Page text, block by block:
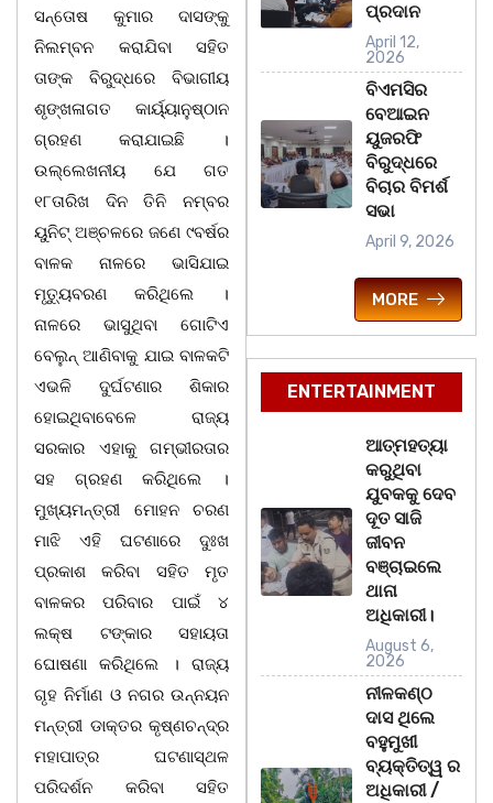
ସନ୍ତୋଷ କୁମାର ଦାସଙ୍କୁ
ନିଲମ୍ବନ କରାଯିବା ସହିତ
ତାଙ୍କ ବିରୁଦ୍ଧରେ ବିଭାଗୀୟ
ଶୃଙ୍ଖଳାଗତ କାର୍ୟ୍ୟାନୁଷ୍ଠାନ
ଗ୍ରହଣ କରାଯାଇଛି ।
ଉଲ୍ଲେଖନୀୟ ଯେ ଗତ
୧୮ତାରିଖ ଦିନ ତିନି ନମ୍ବର
ୟୁନିଟ୍‍ ଅଞ୍ଚଳରେ ଜଣେ ୯ବର୍ଷର
ବାଳକ ନାଳରେ ଭାସିଯାଇ
ମୃତ୍ୟୁବରଣ କରିଥିଲେ ।
ନାଳରେ ଭାସୁଥିବା ଗୋଟିଏ
ବେଲୁନ୍‍ ଆଣିବାକୁ ଯାଇ ବାଳକଟି
ଏଭଳି ଦୁର୍ଘଟଣାର ଶିକାର
ହୋଇଥିବାବେଳେ ରାଜ୍ୟ
ସରକାର ଏହାକୁ ଗମ୍ଭୀରତାର
ସହ ଗ୍ରହଣ କରିଥିଲେ ।
ମୁଖ୍ୟମନ୍ତ୍ରୀ ମୋହନ ଚରଣ
ମାଝି ଏହି ଘଟଣାରେ ଦୁଃଖ
ପ୍ରକାଶ କରିବା ସହିତ ମୃତ
ବାଳକର ପରିବାର ପାଇଁ ୪
ଲକ୍ଷ ଟଙ୍କାର ସହାୟତା
ଘୋଷଣା କରିଥିଲେ । ରାଜ୍ୟ
ଗୃହ ନିର୍ମାଣ ଓ ନଗର ଉନ୍ନୟନ
ମନ୍ତ୍ରୀ ଡାକ୍ତର କୃଷ୍ଣଚନ୍ଦ୍ର
ମହାପାତ୍ର ଘଟଣାସ୍ଥଳ
ପରିଦର୍ଶନ କରିବା ସହିତ
ପ୍ରଦାନ
April 12,
2026
ବିଏମସିର
ବେଆଇନ
ୟୁଜରଫି
ବିରୁଦ୍ଧରେ
ବିଚାର ବିମର୍ଶ
ସଭା
April 9, 2026
MORE
ENTERTAINMENT
ଆତ୍ମହତ୍ୟା
କରୁଥିବା
ଯୁବକକୁ ଦେବ
ଦୂତ ସାଜି
ଜୀବନ
ବଞ୍ଚାଇଲେ
ଥାନା
ଅଧିକାରୀ।
August 6,
2026
ନୀଳକଣ୍ଠ
ଦାସ ଥିଲେ
ବହୁମୁଖୀ
ବ୍ୟକ୍ତିତ୍ୱ ର
ଅଧିକାରୀ /